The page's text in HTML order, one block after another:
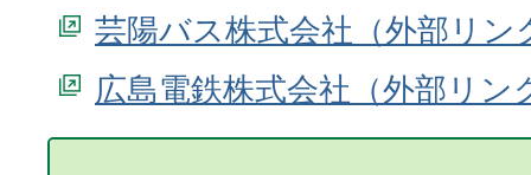
芸陽バス株式会社
広島電鉄株式会社